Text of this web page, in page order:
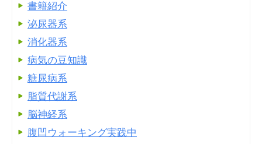
書籍紹介
泌尿器系
消化器系
病気の豆知識
糖尿病系
脂質代謝系
脳神経系
腹凹ウォーキング実践中